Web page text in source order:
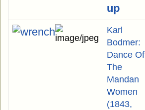
Karl
Bodmer:
Dance Of
The
Mandan
Women
(1843,